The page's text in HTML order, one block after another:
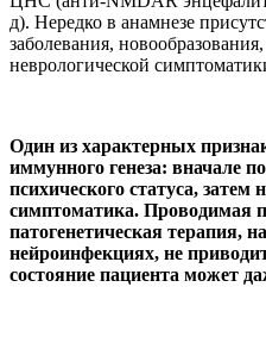
д). Нередко в анамнезе
заболевания,
неврологической
Один из характерных
иммунного генеза: вначале
психического статуса, затем
симптоматика. Проводимая
патогенетическая терапия,
нейроинфекциях, не
состояние пациента может